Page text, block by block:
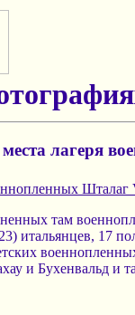
лагеря
там
итальянцев, 17
и Бухенвальд и